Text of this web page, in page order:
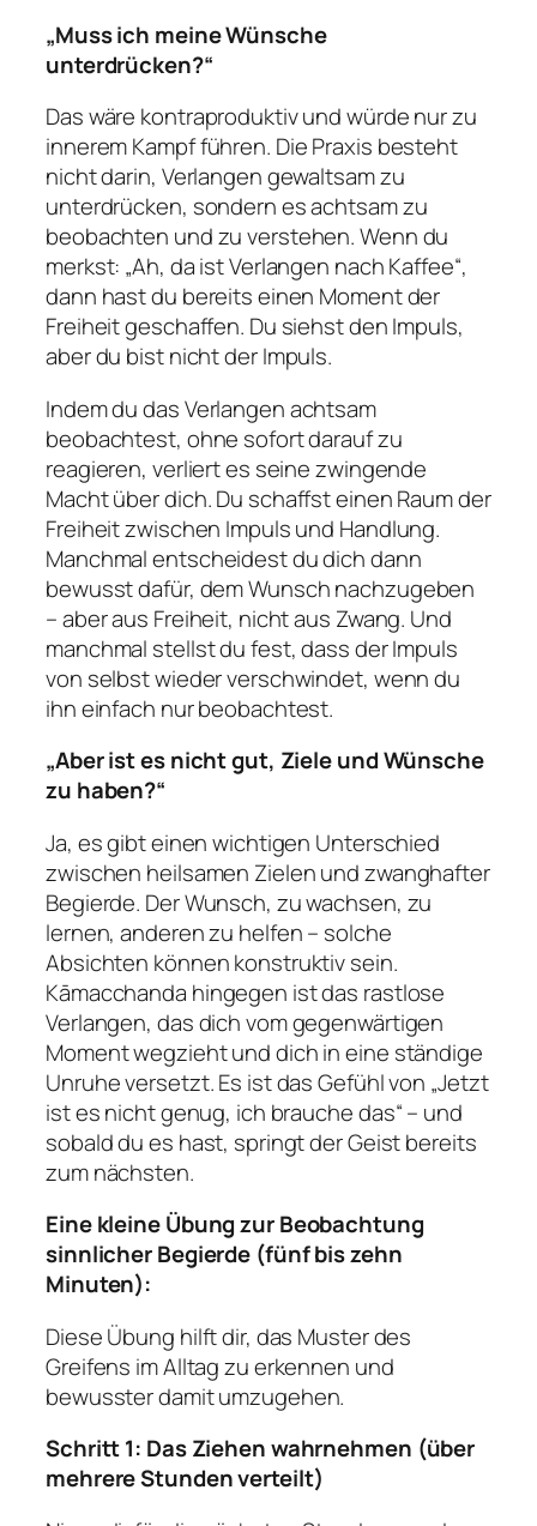
„Muss ich meine Wünsche
unterdrücken?“
Das wäre kontraproduktiv und würde nur zu
innerem Kampf führen. Die Praxis besteht
nicht darin, Verlangen gewaltsam zu
unterdrücken, sondern es achtsam zu
beobachten und zu verstehen. Wenn du
merkst: „Ah, da ist Verlangen nach Kaffee“,
dann hast du bereits einen Moment der
Freiheit geschaffen. Du siehst den Impuls,
aber du bistnicht der Impuls.
Indem du das Verlangen achtsam
beobachtest, ohne sofort darauf zu
reagieren, verliert es seine zwingende
Macht über dich. Du schaffst einen Raum der
Freiheit zwischen Impuls und Handlung.
Manchmal entscheidest du dich dann
bewusst dafür, dem Wunsch nachzugeben
– aber aus Freiheit, nicht aus Zwang. Und
manchmal stellst du fest, dass der Impuls
von selbst wieder verschwindet, wenn du
ihn einfach nur beobachtest.
„Aber ist es nicht gut, Ziele und Wünsche
zu haben?“
Ja, es gibt einen wichtigen Unterschied
zwischen heilsamen Zielen und zwanghafter
Begierde. Der Wunsch, zu wachsen, zu
lernen, anderen zu helfen – solche
Absichten können konstruktiv sein.
Kāmacchanda hingegen ist das rastlose
Verlangen, das dich vom gegenwärtigen
Moment wegzieht und dich in eine ständige
Unruhe versetzt. Es ist das Gefühl von „Jetzt
ist es nicht genug, ich brauchedas“ – und
sobald du es hast, springt der Geist bereits
zum nächsten.
Eine kleine Übung zur Beobachtung
sinnlicher Begierde (fünf bis zehn
Minuten):
Diese Übung hilft dir, das Muster des
Greifens im Alltag zu erkennen und
bewusster damit umzugehen.
Schritt 1: Das Ziehen wahrnehmen (über
mehrere Stunden verteilt)